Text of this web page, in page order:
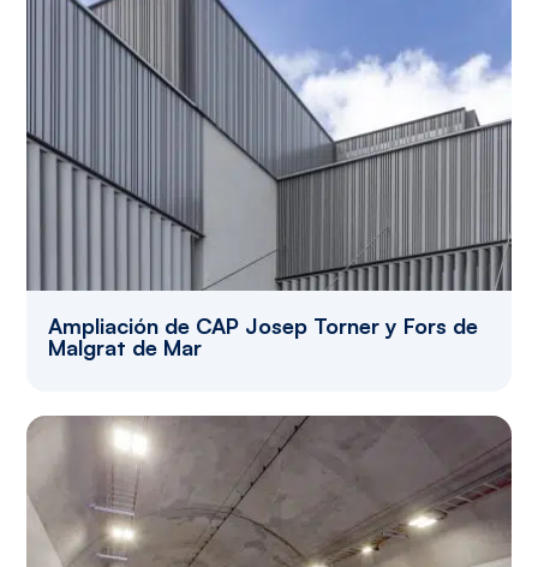
Ampliación de CAP Josep Torner y Fors de
Malgrat de Mar